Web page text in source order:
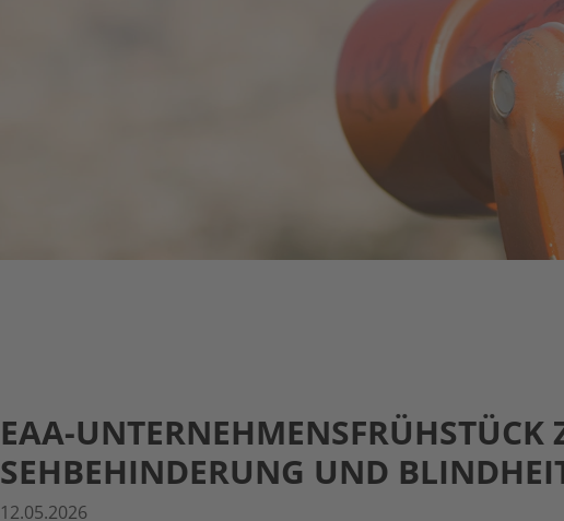
EAA-UNTERNEHMENSFRÜHSTÜCK
SEHBEHINDERUNG UND
12.05.2026